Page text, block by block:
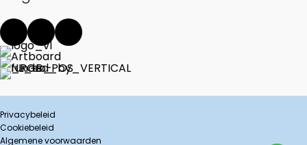
Privacybeleid
Cookiebeleid
Algemene voorwaarden